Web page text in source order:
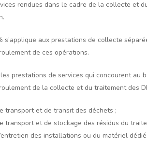
rendues dans le cadre de la collecte et
s’applique aux prestations de collecte
de ces opérations.
prestations de services qui concourent
de la collecte et du traitement des
transport et de transit des déchets ;
transport et de stockage des résidus du
des installations ou du matériel